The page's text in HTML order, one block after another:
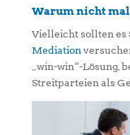
Warum nicht
Vielleicht sollten
Mediation
„win-win“-Lösung,
Streitparteien als